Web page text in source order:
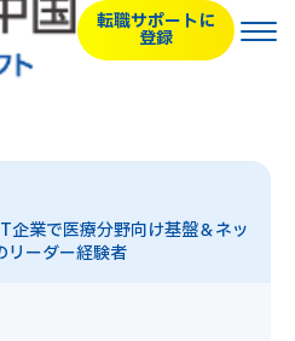
転職サポートに
登録
企業で医療分野向け基盤＆ネッ
ーダー経験者